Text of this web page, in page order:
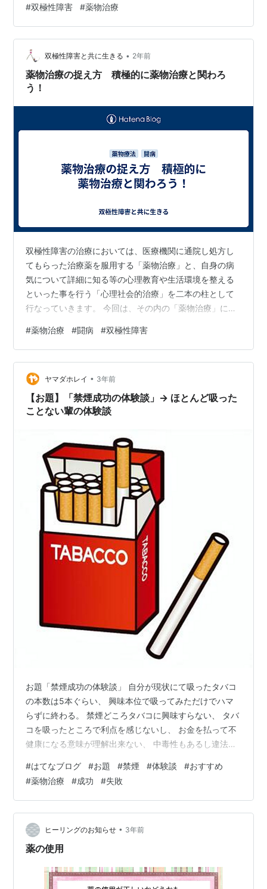
年ぶりくらいにやっちゃった気がします。 なかなか無い
出来事ですし、折角なので心身への影響を分析してみよ
うと思います。 夜に眠気が全く来なくなった コレは直ち
に影響が出ました。 私は服薬する薬の中に眠気を促進す
る副作用を持つものが存在しており、その副作用を入眠
に利用しています。 いつもの就寝時間…
#双極性障害 #薬物治療
双極性障害と共に生きる • 2年前
薬物治療の捉え方 積極的に薬物治療と関わろ
う！
双極性障害の治療においては、医療機関に通院し処方し
てもらった治療薬を服用する「薬物治療」と、自身の病
気について詳細に知る等の心理教育や生活環境を整える
といった事を行う「心理社会的治療」を二本の柱として
行なっていきます。 今回は、その内の「薬物治療」につ
治療はお医者さんがお薬を出してそれを患者は飲むだ
け、みたいな、当事者にとって受動的な行為と捉えがち
です。 ですが取り組み方としては、当事者自身が積極的
に薬物治療に関わっていく姿勢があった方が良いと私は
強く感じています。 その辺をお伝えできたらと思いま
す。 今回のお話は以下のような内容です。 体調…
#薬物治療 #闘病 #双極性障害
ヤマダホレイ • 3年前
【お題】「禁煙成功の体験談」→ ほとんど吸った
ことない輩の体験談
お題「禁煙成功の体験談」 自分が現状にて吸ったタバコ
の本数は5本ぐらい、 興味本位で吸ってみただけでハマ
らずに終わる。 禁煙どころタバコに興味すらない、 タバ
コを吸ったところで利点を感じないし、 お金を払って不
健康になる意味が理解出来ない、 中毒性もあるし違法薬
体験談」がテーマ、 自分の場合だとタバコを吸ってない
経緯が「損得」なので、 禁煙成功の体験談とは少し違う
かなと思います。 ただ禁煙するのに「損得」で考えるの
は有効ですよ！ まずタバコを購入すること自体が如何に
無駄であることを自覚します。 いまはタバコ1箱が幾らす
るのか知りませんが、 自…
#はてなブログ #お題 #禁煙 #体験談 #おすすめ
#薬物治療 #成功 #失敗
ヒーリングのお知らせ • 3年前
薬の使用